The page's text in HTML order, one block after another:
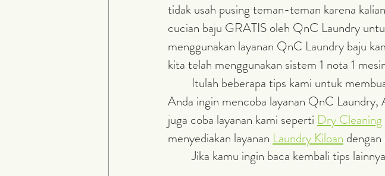
tidak usah pusing teman-teman karena
cucian baju GRATIS oleh QnC Laundry
menggunakan layanan QnC Laundry baju
kita telah menggunakan sistem 1 nota 1
Itulah beberapa tips kami untuk
Anda ingin mencoba layanan QnC Laundry,
juga coba layanan kami seperti Dry Cleaning
menyediakan layanan Laundry Kiloan dengan
Jika kamu ingin baca kembali tips